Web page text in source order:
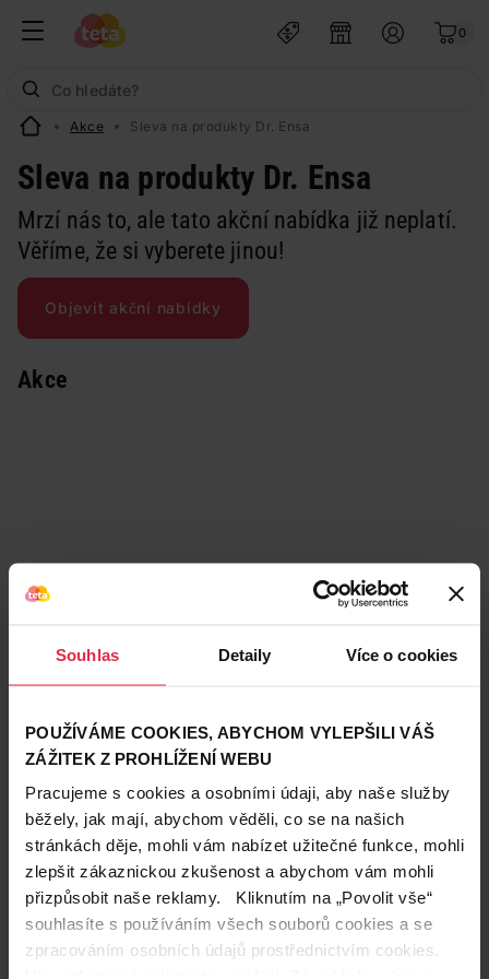
Souhlas Detaily Více o cookies
POUŽÍVÁME COOKIES, ABYCHOM VYLEPŠILI VÁŠ
ZÁŽITEK Z PROHLÍŽENÍ WEBU
Pracujeme s cookies a osobními údaji, aby naše služby
běžely, jak mají, abychom věděli, co se na našich
stránkách děje, mohli vám nabízet užitečné funkce, mohli
zlepšit zákaznickou zkušenost a abychom vám mohli
přizpůsobit naše reklamy. Kliknutím na „Povolit vše“
souhlasíte s používáním všech souborů cookies a se
zpracováním osobních údajů prostřednictvím cookies.
0
Akce Sleva na produkty Dr. Ensa
Sleva na produkty Dr. Ensa
Mrzí nás to, ale tato akční nabídka již neplatí.
Věříme, že si vyberete jinou!
Objevit akční nabídky
Akce
Teta prodejny a služby